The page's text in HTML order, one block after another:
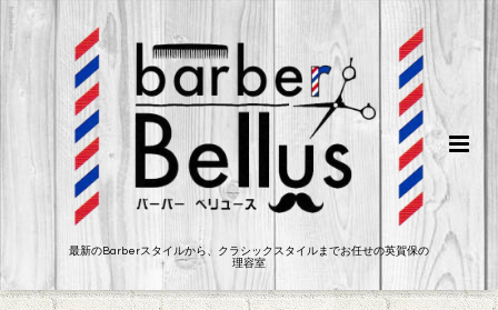
最新のBarberスタイルから、クラシックスタイルまでお任せの英賀保の
理容室